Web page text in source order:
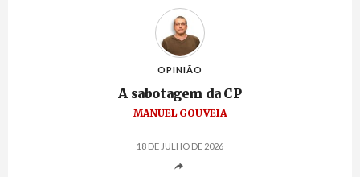
OPINIÃO
A sabotagem da CP
MANUEL GOUVEIA
18 DE JULHO DE 2026